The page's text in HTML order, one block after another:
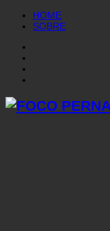
HOME
SOBRE